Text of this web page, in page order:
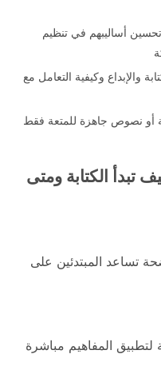
أساليبهم في تنظيم
والإبداع وكيفية التعامل مع
أو نصوص جاهزة للمتعة فقط
تبدأ الكتابة ومتى
تساعد المبتدئين على
لتطبيق المفاهيم مباشرة